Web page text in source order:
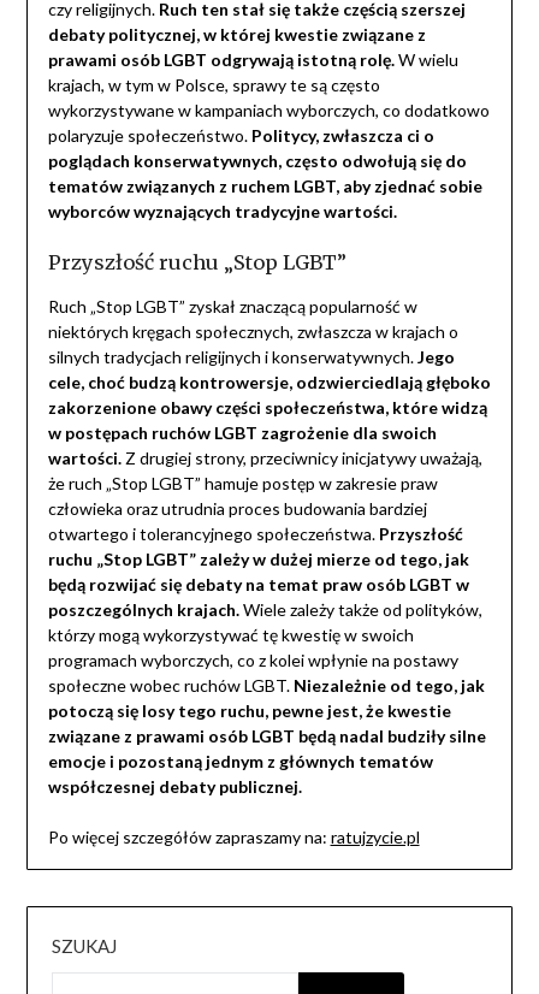
czy religijnych. Ruch ten stał się także częścią szerszej
debaty politycznej, w której kwestie związane z
prawami osób LGBT odgrywają istotną rolę.W wielu
krajach, w tym w Polsce, sprawy te są często
wykorzystywane w kampaniach wyborczych, co dodatkowo
polaryzuje społeczeństwo. Politycy, zwłaszcza ci o
poglądach konserwatywnych, często odwołują się do
tematów związanych z ruchem LGBT, aby zjednać sobie
wyborców wyznających tradycyjne wartości.
Przyszłość ruchu „Stop LGBT”
Ruch „Stop LGBT” zyskał znaczącą popularność w
niektórych kręgach społecznych, zwłaszcza w krajach o
silnych tradycjach religijnych i konserwatywnych.Jego
cele, choć budzą kontrowersje, odzwierciedlają głęboko
zakorzenione obawy części społeczeństwa, które widzą
w postępach ruchów LGBT zagrożenie dla swoich
wartości.Z drugiej strony, przeciwnicy inicjatywy uważają,
że ruch „Stop LGBT” hamuje postęp w zakresie praw
człowieka oraz utrudnia proces budowania bardziej
otwartego i tolerancyjnego społeczeństwa. Przyszłość
ruchu „Stop LGBT” zależy w dużej mierze od tego, jak
będą rozwijać się debaty na temat praw osób LGBT w
poszczególnych krajach.Wiele zależy także od polityków,
którzy mogą wykorzystywać tę kwestię w swoich
programach wyborczych, co z kolei wpłynie na postawy
społeczne wobec ruchów LGBT. Niezależnie od tego, jak
potoczą się losy tego ruchu, pewne jest, że kwestie
związane z prawami osób LGBT będą nadal budziły silne
emocje i pozostaną jednym z głównych tematów
współczesnej debaty publicznej.
Po więcej szczegółów zapraszamy na: ratujzycie.pl
SZUKAJ